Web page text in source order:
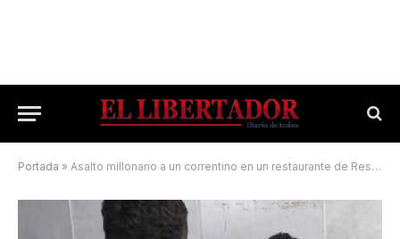
Portada » Asalto millonario a un correntino en un restaurante de Resistencia